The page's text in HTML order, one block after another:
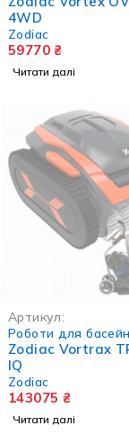
4WD
Zodiac
59770₴
Читати далі
Артикул:
Роботи для
Zodiac Vortrax
IQ
Zodiac
143075 ₴
Читати далі